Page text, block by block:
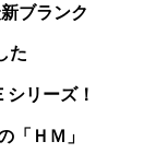
ブランク
た
リーズ！
「ＨＭ」